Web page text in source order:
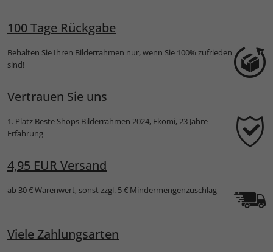
100 Tage Rückgabe
Behalten Sie Ihren Bilderrahmen nur, wenn Sie 100% zufrieden
sind!
Vertrauen Sie uns
1. Platz Beste Shops Bilderrahmen 2024, Ekomi, 23 Jahre
Erfahrung
4,95 EUR Versand
ab 30 € Warenwert, sonst zzgl. 5 € Mindermengenzuschlag
Viele Zahlungsarten